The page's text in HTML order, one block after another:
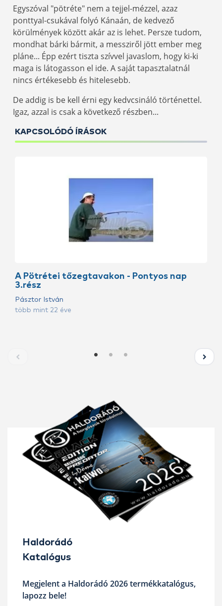
Egyszóval "pötréte" nem a tejjel-mézzel, azaz
ponttyal-csukával folyó Kánaán, de kedvező
körülmények között akár az is lehet. Persze tudom,
mondhat bárki bármit, a messziről jött ember meg
pláne... Épp ezért tiszta szívvel javaslom, hogy ki-ki
maga is látogasson el ide. A saját tapasztalatnál
nincs értékesebb és hitelesebb.
De addig is be kell érni egy kedvcsináló történettel.
Igaz, azzal is csak a következő részben...
KAPCSOLÓDÓ ÍRÁSOK
A Pötrétei tőzegtavakon - Pontyos nap
3.rész
Pásztor István
több mint 22 éve
Haldorádó
Katalógus
Megjelent a Haldorádó 2026 termékkatalógus,
lapozz bele!